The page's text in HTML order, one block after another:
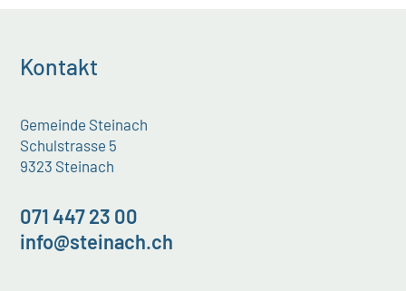
Kontakt
Gemeinde Steinach
Schulstrasse 5
9323 Steinach
071 447 23 00
info@steinach.ch